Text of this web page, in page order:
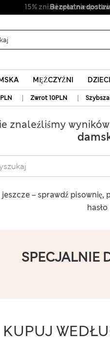
Bezpłatna
15% zniżki oraz
MĘŻCZYŹNI
| Zwrot 10PLN |
znaleźliśmy
– sprawdź
hasło
SPECJALNIE
KUPUJ